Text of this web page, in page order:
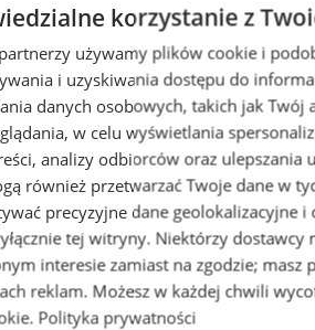
ran przewlekłych -
trudno gojących się ran |
korzystanie z
używamy plików cookie i
i uzyskiwania dostępu do
danych osobowych, takich jak
w celu wyświetlania
analizy odbiorców oraz ulepszania
również przetwarzać Twoje dane w
precyzyjne dane geolokalizacyjne
tej witryny. Niektórzy dostawcy
interesie zamiast na zgodzie; masz
reklam. Możesz w każdej chwili
. Polityka prywatności